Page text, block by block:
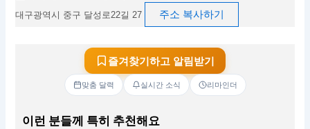
대구광역시 중구 달성로22길 27 주소 복사하기
즐겨찾기하고 알림받기
맞춤 달력 실시간 소식 리마인더
이런 분들께 특히 추천해요